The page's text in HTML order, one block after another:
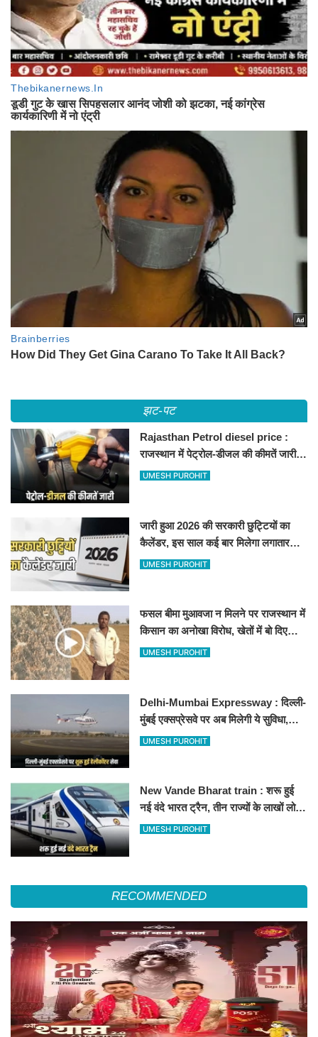
झट-पट
Rajasthan Petrol diesel price :
राजस्थान में पेट्रोल-डीजल की कीमतें जारी,
जानिए बीकानेर समेत पुरे प्रदेश में नए रेट
UMESH PUROHIT
जारी हुआ 2026 की सरकारी छुट्टियों का
कैलेंडर, इस साल कई बार मिलेगा लगातार
अवकाश, देखें
UMESH PUROHIT
फसल बीमा मुआवजा न मिलने पर राजस्थान में
किसान का अनोखा विरोध, खेतों में बो दिए
500-500 रुपए के नोट, वीडियो वायरल
UMESH PUROHIT
Delhi-Mumbai Expressway : दिल्ली-
मुंबई एक्सप्रेसवे पर अब मिलेगी ये सुविधा,
हेलीकॉप्टर सर्विस से तुरंत घायल पहुंचेगा
UMESH PUROHIT
New Vande Bharat train : शरू हुई
नई वंदे भारत ट्रैन, तीन राज्यों के लाखों लोगों
का सफर होगा आसान, देखें पूरा रूटमैप
UMESH PUROHIT
RECOMMENDED